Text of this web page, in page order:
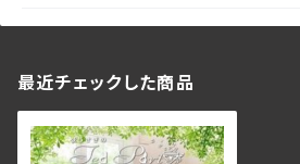
最近チェックした商品